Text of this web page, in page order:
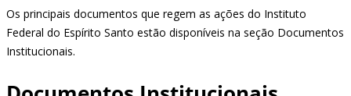
Os principais documentos que regem as ações do Instituto
Federal do Espírito Santo estão disponíveis na seção Documentos
Institucionais.